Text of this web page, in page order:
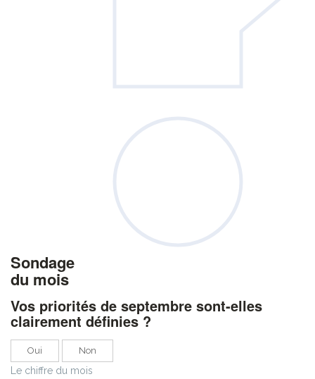
Sondage
du mois
Vos priorités de septembre sont-elles
clairement définies ?
Oui Non
Le chiffre du mois